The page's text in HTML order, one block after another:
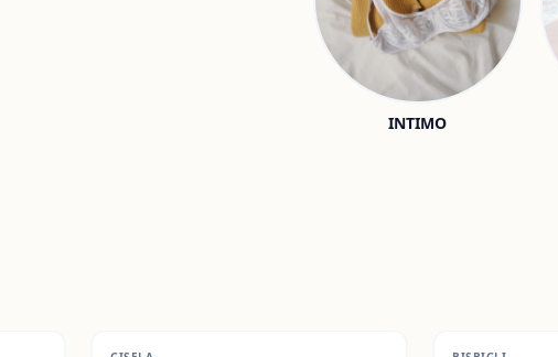
INTIMO
-22%
-30%